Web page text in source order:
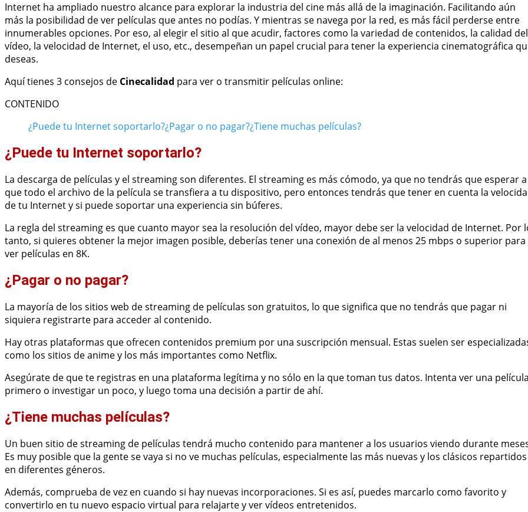
Internet ha ampliado nuestro alcance para explorar la industria del cine más allá de la imaginación. Facilitando aún
más la posibilidad de ver películas que antes no podías. Y mientras se navega por la red, es más fácil perderse entre
innumerables opciones. Por eso, al elegir el sitio al que acudir, factores como la variedad de contenidos, la calidad del
vídeo, la velocidad de Internet, el uso, etc., desempeñan un papel crucial para tener la experiencia cinematográfica
deseas.
Aquí tienes 3 consejos de Cinecalidad para ver o transmitir películas online:
CONTENIDO
¿Puede tu Internet soportarlo?¿Pagar o no pagar?¿Tiene muchas películas?
¿Puede tu Internet soportarlo?
La descarga de películas y el streaming son diferentes. El streaming es más cómodo, ya que no tendrás que esperar a
que todo el archivo de la película se transfiera a tu dispositivo, pero entonces tendrás que tener en cuenta la
de tu Internet y si puede soportar una experiencia sin búferes.
La regla del streaming es que cuanto mayor sea la resolución del vídeo, mayor debe ser la velocidad de Internet. Por
tanto, si quieres obtener la mejor imagen posible, deberías tener una conexión de al menos 25 mbps o superior para
ver películas en 8K.
¿Pagar o no pagar?
La mayoría de los sitios web de streaming de películas son gratuitos, lo que significa que no tendrás que pagar ni
siquiera registrarte para acceder al contenido.
Hay otras plataformas que ofrecen contenidos premium por una suscripción mensual. Estas suelen ser
como los sitios de anime y los más importantes como Netflix.
Asegúrate de que te registras en una plataforma legítima y no sólo en la que toman tus datos. Intenta ver una
primero o investigar un poco, y luego toma una decisión a partir de ahí.
¿Tiene muchas películas?
Un buen sitio de streaming de películas tendrá mucho contenido para mantener a los usuarios viendo durante
Es muy posible que la gente se vaya si no ve muchas películas, especialmente las más nuevas y los clásicos repartidos
en diferentes géneros.
Además, comprueba de vez en cuando si hay nuevas incorporaciones. Si es así, puedes marcarlo como favorito y
convertirlo en tu nuevo espacio virtual para relajarte y ver vídeos entretenidos.